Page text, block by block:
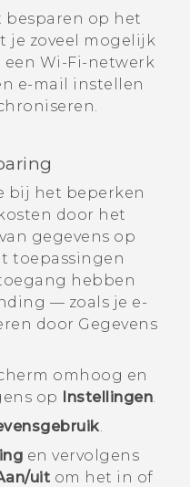
besparen op het
je zoveel mogelijk
Wi‍-Fi-netwerk
e-mail instellen
bij het beperken
door het
gegevens op
toepassingen
hebben
— zoals je e-
door Gegevens
omhoog en
op Instellingen.
.
en vervolgens
uit om het in of